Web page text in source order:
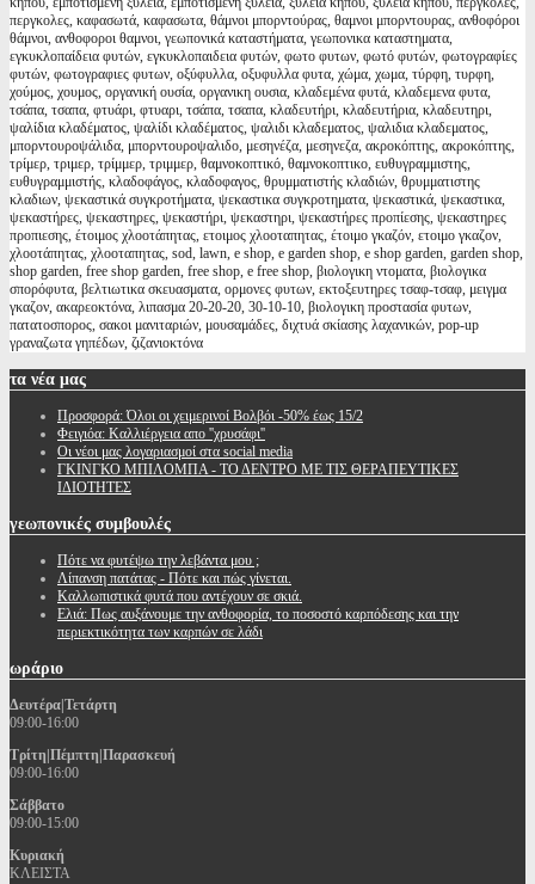
περγκολες, καφασωτά, καφασωτα, θάμνοι μπορντούρας, θαμνοι μπορντουρας, ανθοφόροι
θάμνοι, ανθοφοροι θαμνοι, γεωπονικά καταστήματα, γεωπονικα καταστηματα,
εγκυκλοπαίδεια φυτών, εγκυκλοπαιδεια φυτών, φωτο φυτων, φωτό φυτών, φωτογραφίες
φυτών, φωτογραφιες φυτων, οξύφυλλα, οξυφυλλα φυτα, χώμα, χωμα, τύρφη, τυρφη,
χούμος, χουμος, οργανική ουσία, οργανικη ουσια, κλαδεμένα φυτά, κλαδεμενα φυτα,
τσάπα, τσαπα, φτυάρι, φτυαρι, τσάπα, τσαπα, κλαδευτήρι, κλαδευτήρια, κλαδευτηρι,
ψαλίδια κλαδέματος, ψαλίδι κλαδέματος, ψαλιδι κλαδεματος, ψαλιδια κλαδεματος,
μπορντουροψάλιδα, μπορντουροψαλιδο, μεσηνέζα, μεσηνεζα, ακροκόπτης, ακροκόπτης,
τρίμερ, τριμερ, τρίμμερ, τριμμερ, θαμνοκοπτικό, θαμνοκοπτικο, ευθυγραμμιστης,
ευθυγραμμιστής, κλαδοφάγος, κλαδοφαγος, θρυμματιστής κλαδιών, θρυμματιστης
κλαδιων, ψεκαστικά συγκροτήματα, ψεκαστικα συγκροτηματα, ψεκαστικά, ψεκαστικα,
ψεκαστήρες, ψεκαστηρες, ψεκαστήρι, ψεκαστηρι, ψεκαστήρες προπίεσης, ψεκαστηρες
προπιεσης, έτοιμος χλοοτάπητας, ετοιμος χλοοταπητας, έτοιμο γκαζόν, ετοιμο γκαζον,
χλοοτάπητας, χλοοταπητας, sod, lawn, e shop, e garden shop, e shop garden, garden shop,
shop garden, free shop garden, free shop, e free shop, βιολογικη ντοματα, βιολογικα
σπορόφυτα, βελτιωτικα σκευασματα, ορμονες φυτων, εκτοξευτηρες τσαφ-τσαφ, μειγμα
γκαζον, ακαρεοκτόνα, λιπασμα 20-20-20, 30-10-10, βιολογικη προστασία φυτων,
πατατοσπορος, σακοι μανιταριών, μουσαμάδες, διχτυά σκίασης λαχανικών, pop-up
γραναζωτα γηπέδων, ζιζανιοκτόνα
τα νέα μας
Προσφορά: Όλοι οι χειμερινοί Βολβόι -50% έως 15/2
Φειγιόα: Καλλιέργεια απο ''χρυσάφι''
Oι νέοι μας λογαριασμοί στα social media
ΓΚΙΝΓΚΟ ΜΠΙΛΟΜΠΑ - ΤΟ ΔΕΝΤΡΟ ΜΕ ΤΙΣ ΘΕΡΑΠΕΥΤΙΚΕΣ
ΙΔΙΟΤΗΤΕΣ
γεωπονικές συμβουλές
Πότε να φυτέψω την λεβάντα μου ;
Λίπανση πατάτας - Πότε και πώς γίνεται.
Καλλωπιστικά φυτά που αντέχουν σε σκιά.
Ελιά: Πως αυξάνουμε την ανθοφορία, το ποσοστό καρπόδεσης και την
περιεκτικότητα των καρπών σε λάδι
ωράριο
Δευτέρα|Τετάρτη
09:00-16:00
Τρίτη|Πέμπτη|Παρασκευή
09:00-16:00
Σάββατο
09:00-15:00
Κυριακή
ΚΛΕΙΣΤΑ